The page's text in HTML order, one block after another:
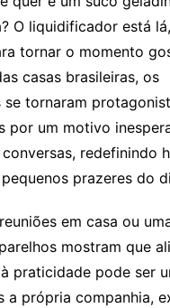
O liquidificador está
tornar o momento
casas brasileiras, os
tornaram
por um motivo
redefinindo
prazeres do
em casa ou
mostram que
praticidade pode ser
a própria companhia,